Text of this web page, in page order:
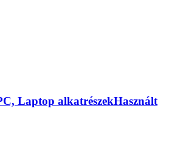
Laptop alkatrészekHasznált